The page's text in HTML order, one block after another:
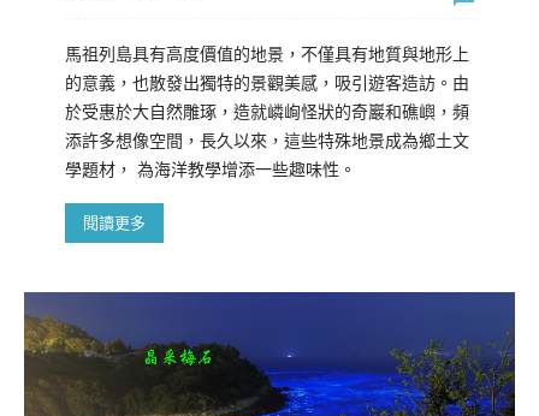
馬祖列島具有高度價值的地景，不僅具有地質與地形上
的意義，也散發出獨特的景觀美感，吸引遊客造訪。由
於受惠於大自然雕琢，造就嶙峋怪狀的奇巖和礁嶼，頻
添許多想像空間，長久以來，這些特殊地景成為鄉土文
學題材， 為海洋教學增添一些趣味性。
閱讀更多